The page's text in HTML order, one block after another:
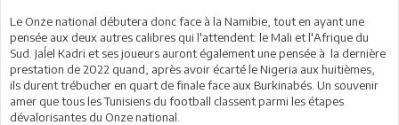
Le Onze national débutera donc face à la Namibie, tout en ayant une
pensée aux deux autres calibres qui l'attendent: le Mali et l'Afrique du
Sud. Jaĺel Kadri et ses joueurs auront également une pensée à la dernière
prestation de 2022 quand, après avoir écarté le Nigeria aux huitièmes,
ils durent trébucher en quart de finale face aux Burkinabés. Un souvenir
amer que tous les Tunisiens du football classent parmi les étapes
dévalorisantes du Onze national.